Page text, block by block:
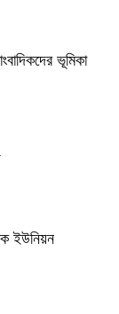
ভূমিকা
ইউনিয়ন